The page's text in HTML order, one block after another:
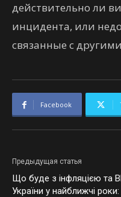
действительно ли
инцидента, или
связанные с
Facebook
Предыдущая статья
Що буде з інфляцією та
України у найближчі роки: